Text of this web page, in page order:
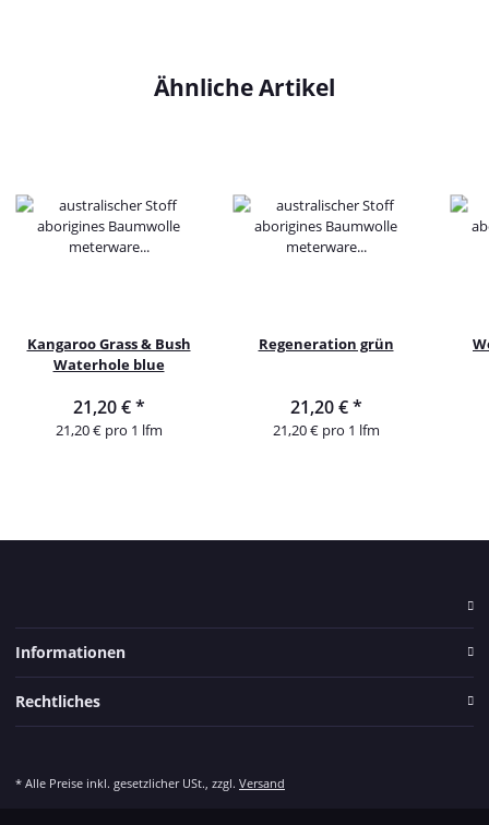
Ähnliche Artikel
Kangaroo Grass & Bush
Waterhole blue
21,20 €*
21,20 € pro 1 lfm
Regeneration grün
21,20 €*
21,20 € pro 1 lfm
Informationen
Rechtliches
* Alle Preise inkl. gesetzlicher USt., zzgl. Versand